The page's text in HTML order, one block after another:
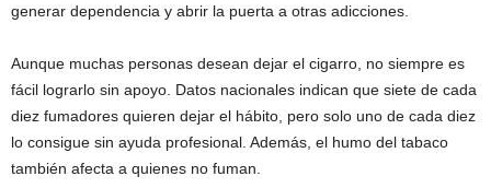
generar dependencia y abrir la puerta a otras adicciones.
Aunque muchas personas desean dejar el cigarro, no siempre es
fácil lograrlo sin apoyo. Datos nacionales indican que siete de cada
diez fumadores quieren dejar el hábito, pero solo uno de cada diez
lo consigue sin ayuda profesional. Además, el humo del tabaco
también afecta a quienes no fuman.